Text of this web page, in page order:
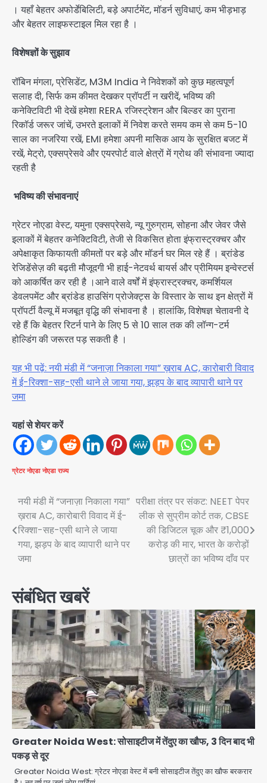
। यहाँ बेहतर अफोर्डेबिलिटी, बड़े अपार्टमेंट, मॉडर्न सुविधाएं, कम भीड़भाड़
और बेहतर लाइफस्टाइल मिल रहा है ।
विशेषज्ञों के सुझाव
रॉबिन मंगला, प्रेसिडेंट, M3M India ने निवेशकों को कुछ महत्वपूर्ण
सलाह दी, सिर्फ कम कीमत देखकर प्रॉपर्टी न खरीदें, भविष्य की
कनेक्टिविटी भी देखें हमेशा RERA रजिस्ट्रेशन और बिल्डर का पुराना
रिकॉर्ड जरूर जांचें, उभरते इलाकों में निवेश करते समय कम से कम 5-10
साल का नजरिया रखें, EMI हमेशा अपनी मासिक आय के सुरक्षित बजट में
रखें, मेट्रो, एक्सप्रेसवे और एयरपोर्ट वाले क्षेत्रों में ग्रोथ की संभावना ज्यादा
रहती है
भविष्य की संभावनाएं
ग्रेटर नोएडा वेस्ट, यमुना एक्सप्रेसवे, न्यू गुरुग्राम, सोहना और जेवर जैसे
इलाकों में बेहतर कनेक्टिविटी, तेजी से विकसित होता इंफ्रास्ट्रक्चर और
अपेक्षाकृत किफायती कीमतों पर बड़े और मॉडर्न घर मिल रहे हैं । ब्रांडेड
रेजिडेंसेज़ की बढ़ती मौजूदगी भी हाई-नेटवर्थ बायर्स और प्रीमियम इन्वेस्टर्स
को आकर्षित कर रही है ।आने वाले वर्षों में इंफ्रास्ट्रक्चर, कमर्शियल
डेवलपमेंट और ब्रांडेड हाउसिंग प्रोजेक्ट्स के विस्तार के साथ इन क्षेत्रों में
प्रॉपर्टी वैल्यू में मजबूत वृद्धि की संभावना है । हालांकि, विशेषज्ञ चेतावनी दे
रहे हैं कि बेहतर रिटर्न पाने के लिए 5 से 10 साल तक की लॉन्ग-टर्म
होल्डिंग की जरूरत पड़ सकती है ।
यह भी पढ़ें: नयी मंडी में “जनाज़ा निकाला गया” ख़राब AC, कारोबारी विवाद
में ई-रिक्शा-सह-एसी थाने ले जाया गया, झड़प के बाद व्यापारी थाने पर
जमा
यहां से शेयर करें
ग्रेटर नोएडा नोएडा राज्य
Post
navigation
नयी मंडी में “जनाज़ा निकाला गया”
ख़राब AC, कारोबारी विवाद में ई-
रिक्शा-सह-एसी थाने ले जाया
गया, झड़प के बाद व्यापारी थाने पर
जमा
परीक्षा तंत्र पर संकट: NEET पेपर
लीक से सुप्रीम कोर्ट तक, CBSE
की डिजिटल चूक और ₹1,000
करोड़ की मार, भारत के करोड़ों
छात्रों का भविष्य दाँव पर
संबंधित खबरें
Greater Noida West: सोसाइटीज में तेंदुए का खौफ, 3 दिन बाद भी
पकड़ से दूर
Greater Noida West: ग्रेटर नोएडा वेस्ट में बनी सोसाइटीज तेंदुए का खौफ बरकरार